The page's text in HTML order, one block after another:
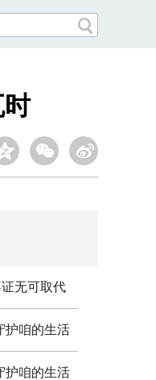
无可取代
护咱的生活
护咱的生活